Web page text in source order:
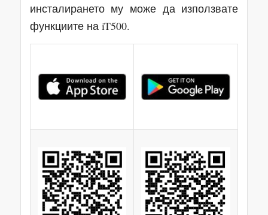
инсталирането му може да използвате
функциите на iT500.